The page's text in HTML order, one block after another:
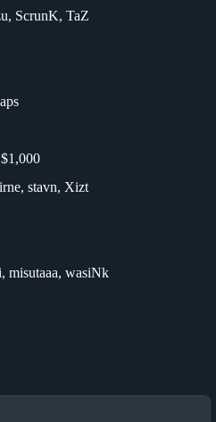
ScrunK, TaZ
stavn, Xizt
misutaaa, wasiNk